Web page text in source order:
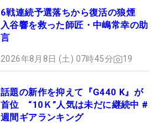
6戦連続予選落ちから復活の狼煙
入谷響を救った師匠・中嶋常幸の助
言
2026年8月8日 (土) 07時45分 19
話題の新作を抑えて『G440 K』が
首位 “10Ｋ”人気は未だに継続中 #
週間ギアランキング